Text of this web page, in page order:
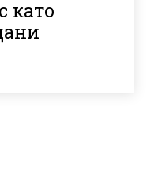
като